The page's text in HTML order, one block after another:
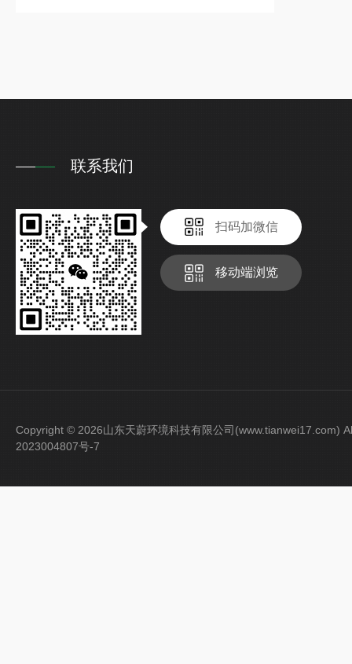
联系我们
扫码加微信
移动端浏览
Copyright © 2026山东天蔚环境科技有限公司(www.tianwei17.com)
2023004807号-7